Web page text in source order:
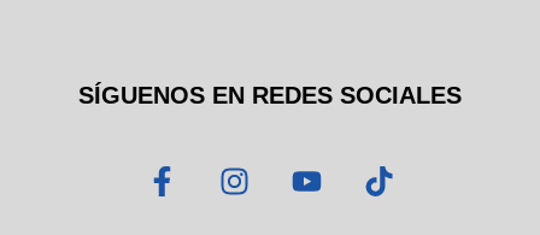
SÍGUENOS EN REDES SOCIALES
F
a
I
n
Y
o
T
i